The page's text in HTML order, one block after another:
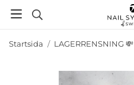
Startsida / LAGERRENSNING 💸